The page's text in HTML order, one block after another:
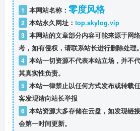
1 本网站名称： 零度风格
2 本站永久网址： top.skylog.vip
3 本网站的文章部分内容可能来源于网
考，如有侵权，请联系站长进行删除处理。
4 本站一切资源不代表本站立场，并不
其真实性负责。
5 本站一律禁止以任何方式发布或转载
客发现请向站长举报
6 本站资源大多存储在云盘，如发现链
会第一时间更新。